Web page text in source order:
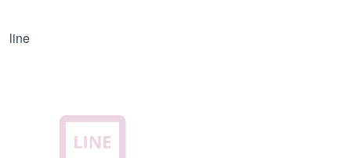
line